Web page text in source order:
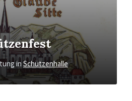
inSchützenhalle